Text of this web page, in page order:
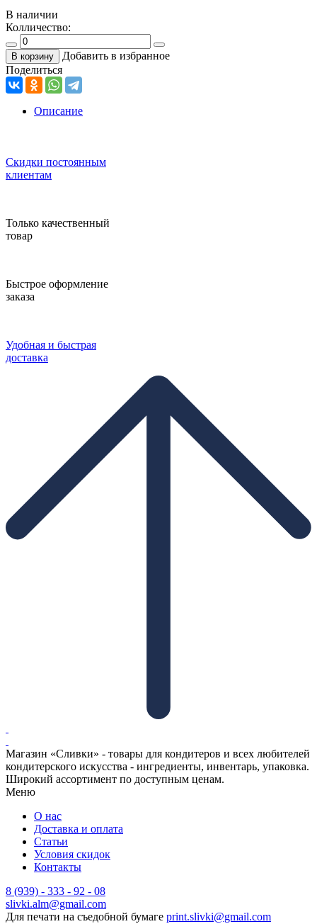
В наличии
Колличество:
В корзину
Добавить в избранное
Поделиться
Описание
Скидки постоянным
клиентам
Только качественный
товар
Быстрое оформление
заказа
Удобная и быстрая
доставка
Магазин «Сливки» - товары для кондитеров и всех любителей
кондитерского искусства - ингредиенты, инвентарь, упаковка.
Широкий ассортимент по доступным ценам.
Меню
О нас
Доставка и оплата
Статьи
Условия скидок
Контакты
8 (939) - 333 - 92 - 08
slivki.alm@gmail.com
Для печати на съедобной бумаге print.slivki@gmail.com